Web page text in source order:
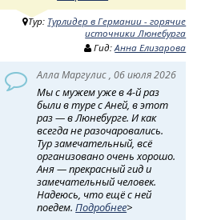
Тур: Турлидер в Германии - горячие
источники Люнебурга
Гид:Анна Елизарова
Алла Маргулис , 06 июля 2026
Мы с мужем уже в 4-й раз
были в туре с Аней, в этот
раз — в Люнебурге. И как
всегда не разочаровались.
Тур замечательный, всё
организовано очень хорошо.
Аня — прекрасный гид и
замечательный человек.
Надеюсь, что ещё с ней
поедем.Подробнее>